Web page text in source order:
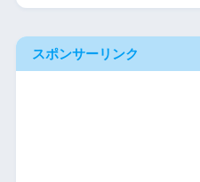
スポンサーリンク